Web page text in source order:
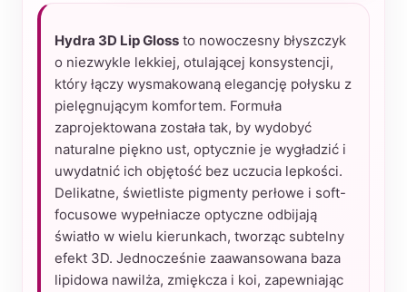
Hydra 3D Lip Gloss to nowoczesny błyszczyk
o niezwykle lekkiej, otulającej konsystencji,
który łączy wysmakowaną elegancję połysku z
pielęgnującym komfortem. Formuła
zaprojektowana została tak, by wydobyć
naturalne piękno ust, optycznie je wygładzić i
uwydatnić ich objętość bez uczucia lepkości.
Delikatne, świetliste pigmenty perłowe i soft-
focusowe wypełniacze optyczne odbijają
światło w wielu kierunkach, tworząc subtelny
efekt 3D. Jednocześnie zaawansowana baza
lipidowa nawilża, zmiękcza i koi, zapewniając
Shiny
Rose
1,68
Hydra
3D
Lip
Gloss